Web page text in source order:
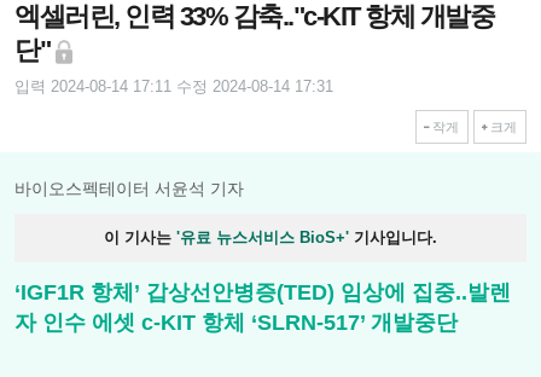
엑셀러린, 인력 33% 감축.."c-KIT 항체 개발중
단"
입력 2024-08-14 17:11 수정 2024-08-14 17:31
작게 크게
바이오스펙테이터 서윤석 기자
이 기사는 '유료 뉴스서비스 BioS+' 기사입니다.
‘IGF1R 항체’ 갑상선안병증(TED) 임상에 집중..발렌
자 인수 에셋 c-KIT 항체 ‘SLRN-517’ 개발중단